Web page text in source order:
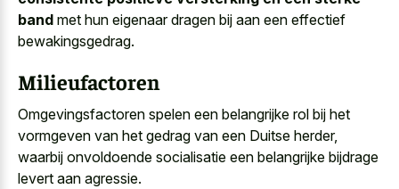
band met hun eigenaar dragen bij aan een effectief
bewakingsgedrag.
Milieufactoren
Omgevingsfactoren spelen een belangrijke rol bij het
vormgeven van het gedrag van een Duitse herder,
waarbij onvoldoende socialisatie een belangrijke bijdrage
levert aan agressie.